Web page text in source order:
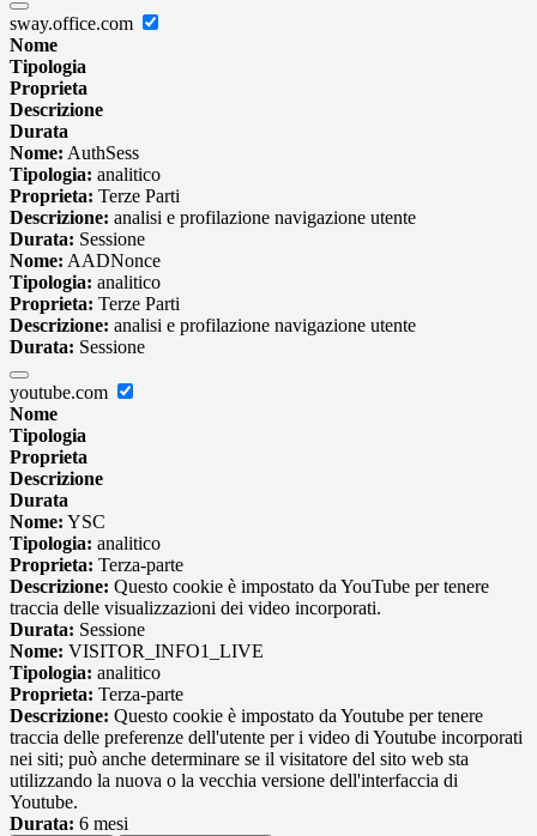
sway.office.com
Nome
Tipologia
Proprieta
Descrizione
Durata
Nome: AuthSess
Tipologia: analitico
Proprieta: Terze Parti
Descrizione: analisi e profilazione navigazione utente
Durata: Sessione
Nome: AADNonce
Tipologia: analitico
Proprieta: Terze Parti
Descrizione: analisi e profilazione navigazione utente
Durata: Sessione
youtube.com
Nome
Tipologia
Proprieta
Descrizione
Durata
Nome: YSC
Tipologia: analitico
Proprieta: Terza-parte
Descrizione: Questo cookie è impostato da YouTube per tenere
traccia delle visualizzazioni dei video incorporati.
Durata: Sessione
Nome: VISITOR_INFO1_LIVE
Tipologia: analitico
Proprieta: Terza-parte
Descrizione: Questo cookie è impostato da Youtube per tenere
traccia delle preferenze dell'utente per i video di Youtube incorporati
nei siti; può anche determinare se il visitatore del sito web sta
utilizzando la nuova o la vecchia versione dell'interfaccia di
Youtube.
Durata: 6 mesi